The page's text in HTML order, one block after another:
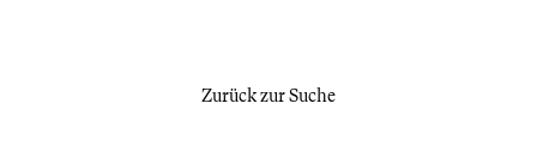
Zurück zur Suche